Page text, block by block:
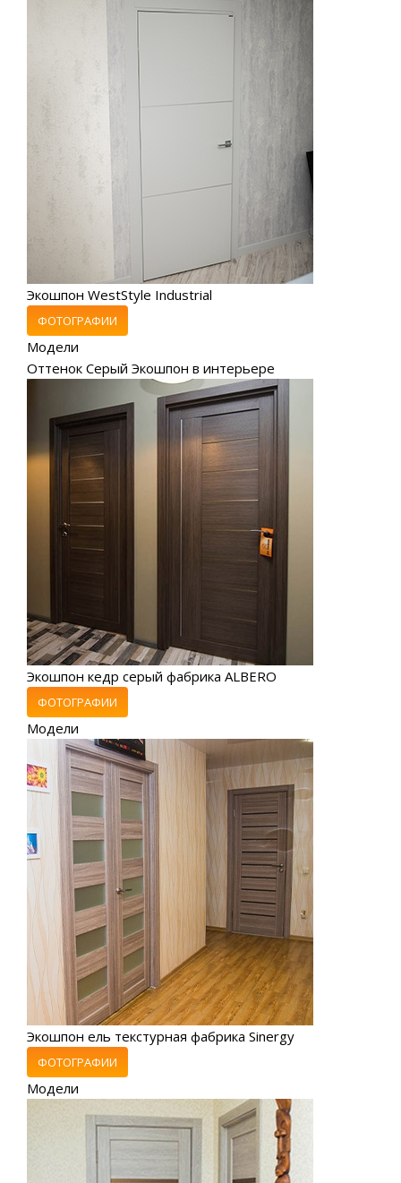
Экошпон WestStyle Industrial
ФОТОГРАФИИ
Модели
Оттенок Серый Экошпон в интерьере
Экошпон кедр серый фабрика ALBERO
ФОТОГРАФИИ
Модели
Экошпон ель текстурная фабрика Sinergy
ФОТОГРАФИИ
Модели